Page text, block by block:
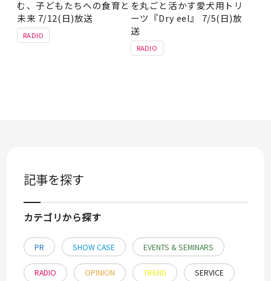
RADIO
む、子どもたちへの食育と
未来 7/12(日)放送
RADIO
を丸ごと活かす愛犬用トリ
ーツ『Dry eel』 7/5(日)放
送
記事を探す
カテゴリから探す
PR SHOW CASE EVENTS & SEMINARS
RADIO OPINION TREND SERVICE